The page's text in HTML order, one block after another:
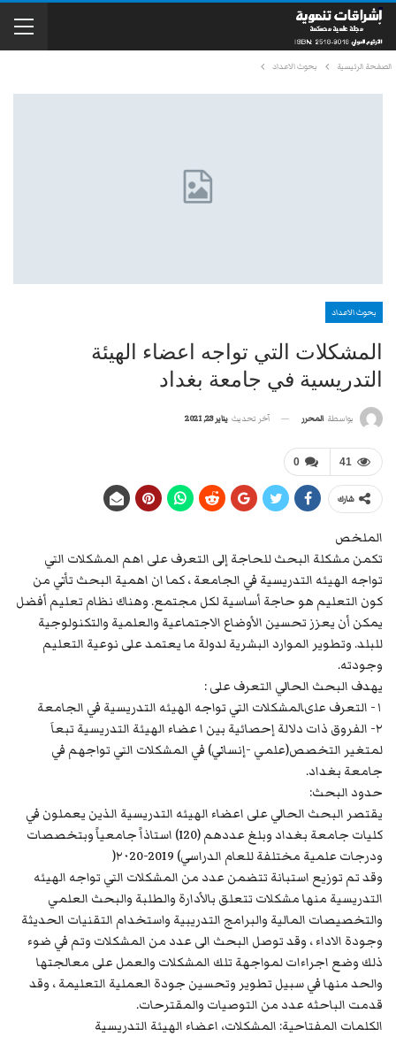
الصفحة الرئيسية بحوث الاعداد
بحوث الاعداد
المشكلات التي تواجه اعضاء الهيئة
التدريسية في جامعة بغداد
بواسطة المحرر آخر تحديث يناير 23, 2021
0 41
شارك
الملخص
تكمن مشكلة البحث للحاجة إلى التعرف على اهم المشكلات التي
تواجه الهيئه التدريسية في الجامعة ، كما ان اهمية البحث تأتي من
كون التعليم هو حاجة أساسية لكل مجتمع. وهناك نظام تعليم أفضل
يمكن أن يعزز تحسين الأوضاع الاجتماعية والعلمية والتكنولوجية
للبلد. وتطوير الموارد البشرية لدولة ما يعتمد على نوعية التعليم
وجودته.
يهدف البحث الحالي التعرف على :
١- التعرف علىالمشكلات التي تواجه الهيئه التدريسية في الجامعة
٢- الفروق ذات دلالة إحصائية بين ا عضاء الهيئة التدريسية تبعاَ
لمتغير التخصص(علمي -إنساني) في المشكلات التي تواجهم في
جامعة بغداد.
حدود البحث:
يقتصر البحث الحالي على اعضاء الهيئه التدريسية الذين يعملون في
كليات جامعة بغداد وبلغ عددهم (120) استاذاً جامعياً وبتخصصات
ودرجات علمية مختلفة للعام الدراسي) 2019-٢٠20(
وقد تم توزيع استبانة تتضمن عدد من المشكلات التي تواجه الهيئه
التدريسية منها مشكلات تتعلق بالأدارة والطلبة والبحث العلمي
والتخصيصات المالية والبرامج التدريبية واستخدام التقنيات الحديثة
وجودة الاداء ، وقد توصل البحث الى عدد من المشكلات وتم في ضوء
ذلك وضع اجراءات لمواجهة تلك المشكلات والعمل على معالجتها
والحد منها في سبيل تطوير وتحسين جودة العملية التعليمة ، وقد
قدمت الباحثه عدد من التوصيات والمقترحات.
الكلمات المفتاحية: المشكلات، اعضاء الهيئة التدريسية